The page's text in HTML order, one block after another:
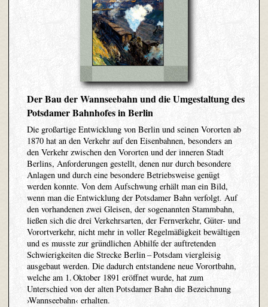
Der Bau der Wannseebahn und die Umgestaltung des
Potsdamer Bahnhofes in Berlin
Die großartige Entwicklung von Berlin und seinen Vororten ab
1870 hat an den Verkehr auf den Eisenbahnen, besonders an
den Verkehr zwischen den Vororten und der inneren Stadt
Berlins, Anforderungen gestellt, denen nur durch besondere
Anlagen und durch eine besondere Betriebsweise genügt
werden konnte. Von dem Aufschwung erhält man ein Bild,
wenn man die Entwicklung der Potsdamer Bahn verfolgt. Auf
den vorhandenen zwei Gleisen, der sogenannten Stammbahn,
ließen sich die drei Verkehrsarten, der Fernverkehr, Güter- und
Vorortverkehr, nicht mehr in voller Regelmäßigkeit bewältigen
und es musste zur gründlichen Abhilfe der auftretenden
Schwierigkeiten die Strecke Berlin – Potsdam viergleisig
ausgebaut werden. Die dadurch entstandene neue Vorortbahn,
welche am 1. Oktober 1891 eröffnet wurde, hat zum
Unterschied von der alten Potsdamer Bahn die Bezeichnung
›Wannseebahn‹ erhalten.